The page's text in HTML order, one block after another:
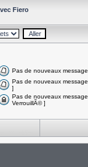
Fiero
Pas de nouveaux
Pas de nouveaux
]
Pas de nouveaux
VerrouillÃ© ]